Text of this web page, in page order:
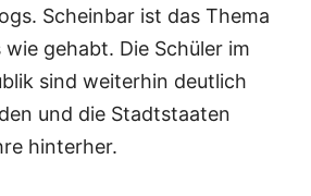
Scheinbar ist das Thema
wie gehabt. Die Schüler im
sind weiterhin deutlich
und die Stadtstaaten
hinterher.